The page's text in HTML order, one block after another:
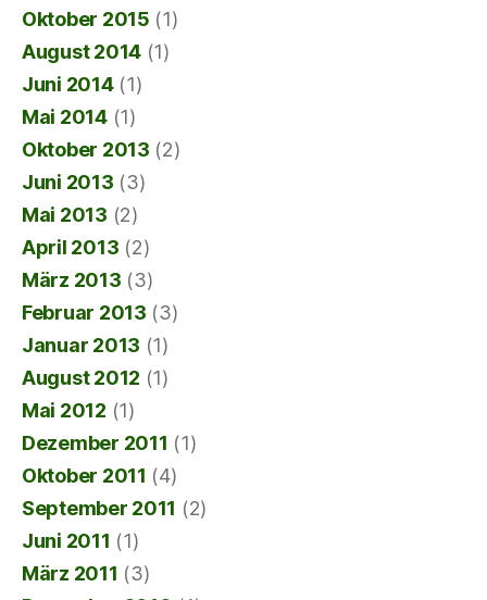
Oktober 2015 (1)
August 2014 (1)
Juni 2014(1)
Mai 2014(1)
Oktober 2013 (2)
Juni 2013 (3)
Mai 2013 (2)
April 2013 (2)
März 2013 (3)
Februar 2013 (3)
Januar 2013 (1)
August 2012 (1)
Mai 2012 (1)
Dezember 2011 (1)
Oktober 2011 (4)
September 2011 (2)
Juni 2011 (1)
März 2011 (3)